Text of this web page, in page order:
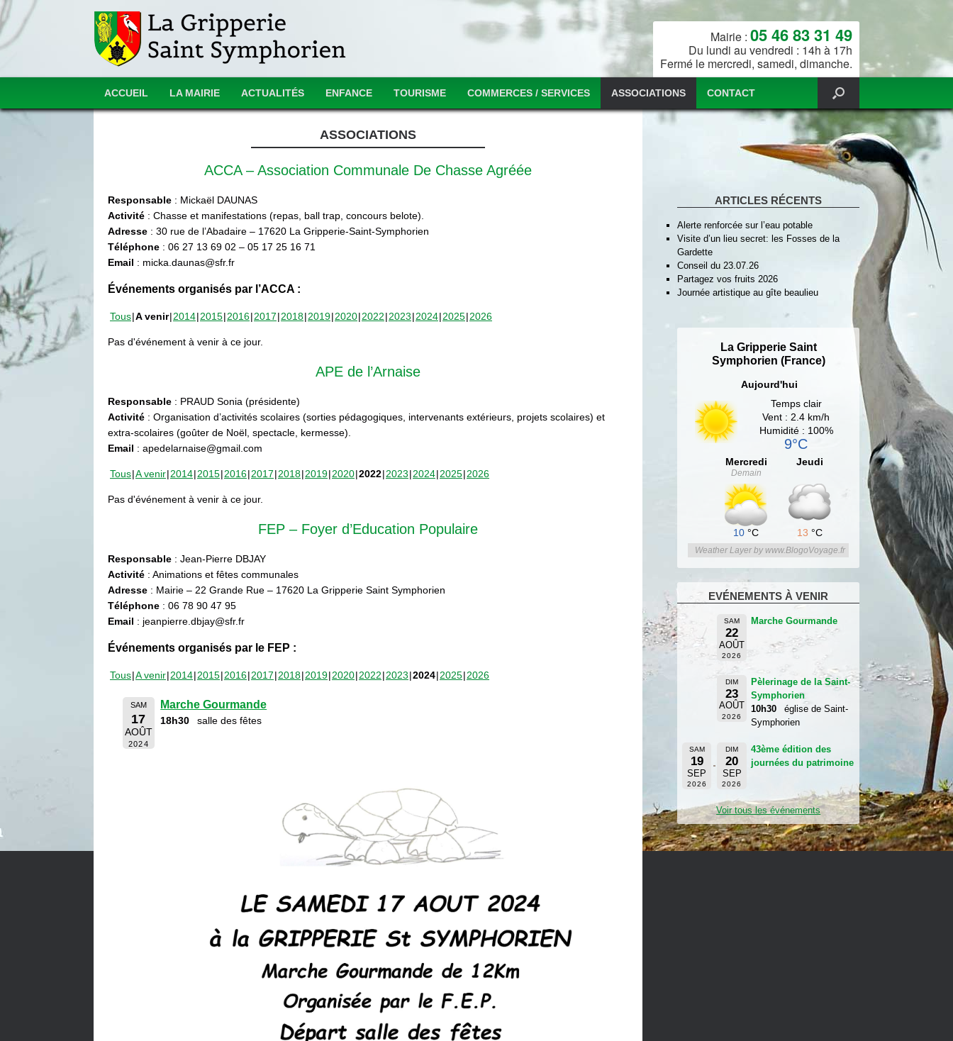
Mairie : 05 46 83 31 49
Du lundi au vendredi : 14h à 17h
Fermé le mercredi, samedi, dimanche.
ACCUEIL LA MAIRIE ACTUALITÉS ENFANCE TOURISME COMMERCES / SERVICES ASSOCIATIONS CONTACT
ASSOCIATIONS
ACCA – Association Communale De Chasse Agréée
Responsable : Mickaël DAUNAS
Activité : Chasse et manifestations (repas, ball trap, concours belote).
Adresse : 30 rue de l’Abadaire – 17620 La Gripperie-Saint-Symphorien
Téléphone : 06 27 13 69 02 – 05 17 25 16 71
Email : micka.daunas@sfr.fr
Événements organisés par l’ACCA :
Tous A venir 2014 2015 2016 2017 2018 2019 2020 2022 2023 2024 2025 2026
Pas d'événement à venir à ce jour.
APE de l’Arnaise
Responsable : PRAUD Sonia (présidente)
Activité : Organisation d’activités scolaires (sorties pédagogiques, intervenants extérieurs, projets scolaires) et
extra-scolaires (goûter de Noël, spectacle, kermesse).
Email : apedelarnaise@gmail.com
Tous A venir 2014 2015 2016 2017 2018 2019 2020 2022 2023 2024 2025 2026
Pas d'événement à venir à ce jour.
FEP – Foyer d’Education Populaire
Responsable : Jean-Pierre DBJAY
Activité : Animations et fêtes communales
Adresse : Mairie – 22 Grande Rue – 17620 La Gripperie Saint Symphorien
Téléphone : 06 78 90 47 95
Email : jeanpierre.dbjay@sfr.fr
Événements organisés par le FEP :
Tous A venir 2014 2015 2016 2017 2018 2019 2020 2022 2023 2024 2025 2026
SAM
17
AOÛT
2024
Marche Gourmande
18h30 salle des fêtes
ARTICLES RÉCENTS
Alerte renforcée sur l’eau potable
Visite d’un lieu secret: les Fosses de la
Gardette
Conseil du 23.07.26
Partagez vos fruits 2026
Journée artistique au gîte beaulieu
La Gripperie Saint
Symphorien (France)
Aujourd'hui
Temps clair
Vent : 2.4 km/h
Humidité : 100%
9°C
Mercredi
Demain
10 °C
Jeudi
13 °C
Weather Layer by www.BlogoVoyage.fr
EVÉNEMENTS À VENIR
SAM
22
AOÛT
2026
Marche Gourmande
DIM
23
AOÛT
2026
Pèlerinage de la Saint-
Symphorien
10h30
église de Saint-
Symphorien
SAM
19
SEP
2026
DIM
20
SEP
2026
43ème édition des
journées du patrimoine
Voir tous les événements